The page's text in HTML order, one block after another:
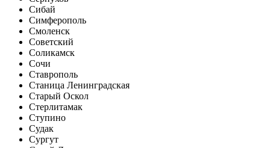
Сибай
Симферополь
Смоленск
Советский
Соликамск
Сочи
Ставрополь
Станица Ленинградская
Старый Оскол
Стерлитамак
Ступино
Судак
Сургут